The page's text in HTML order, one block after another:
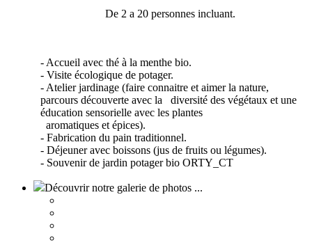
De 2 a 20 personnes incluant.
- Accueil avec thé à la menthe bio.
- Visite écologique de potager.
- Atelier jardinage (faire connaitre et aimer la nature,
parcours découverte avec la diversité des végétaux et une
éducation sensorielle avec les plantes
aromatiques et épices).
- Fabrication du pain traditionnel.
- Déjeuner avec boissons (jus de fruits ou légumes).
- Souvenir de jardin potager bio ORTY_CT
Découvrir notre galerie de photos ...